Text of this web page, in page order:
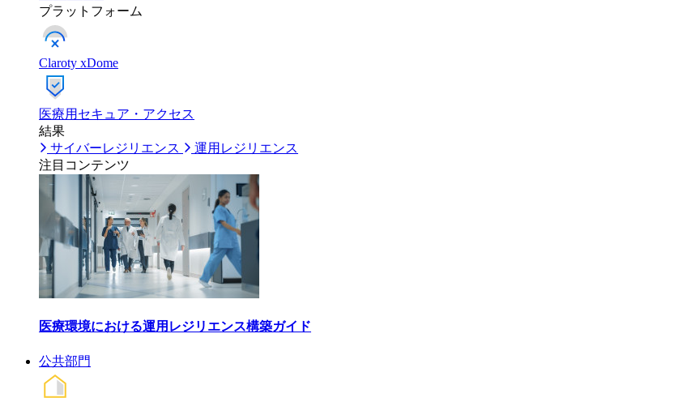
プラットフォーム
Claroty xDome
医療用セキュア・アクセス
結果
サイバーレジリエンス
運用レジリエンス
注目コンテンツ
医療環境における運用レジリエンス構築ガイド
公共部門